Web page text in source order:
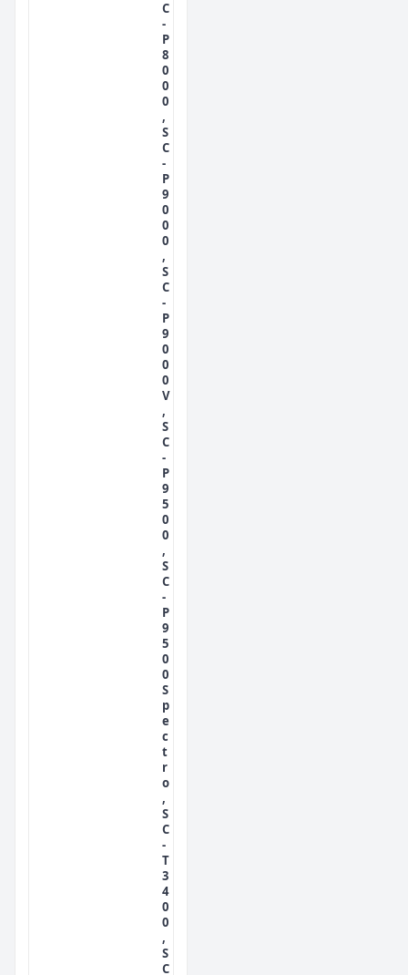
C
-
P
8
0
0
0
,
S
C
-
P
9
0
0
0
,
S
C
-
P
9
0
0
0
V
,
S
C
-
P
9
5
0
0
,
S
C
-
P
9
5
0
0
S
p
e
c
t
r
o
,
S
C
-
T
3
4
0
0
,
S
C